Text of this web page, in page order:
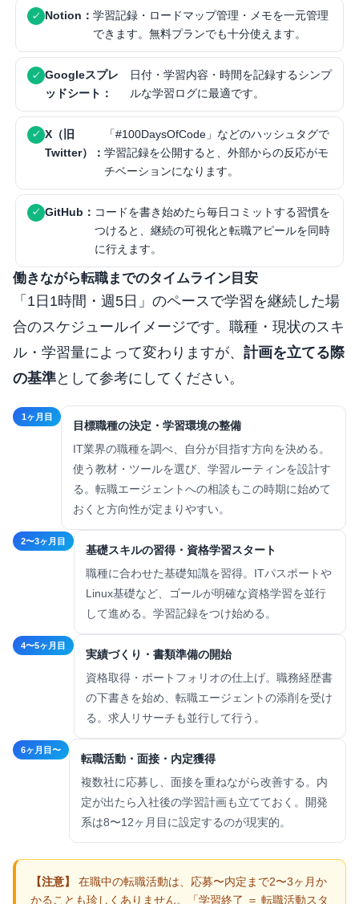
Notion： 学習記録・ロードマップ管理・メモを一元管理
できます。無料プランでも十分使えます。
Googleスプレ
ッドシート：
日付・学習内容・時間を記録するシンプ
ルな学習ログに最適です。
X（旧
Twitter）：
「#100DaysOfCode」などのハッシュタグで
学習記録を公開すると、外部からの反応がモ
チベーションになります。
GitHub： コードを書き始めたら毎日コミットする習慣を
つけると、継続の可視化と転職アピールを同時
に行えます。
働きながら転職までのタイムライン目安
「1日1時間・週5日」のペースで学習を継続した場
合のスケジュールイメージです。職種・現状のスキ
ル・学習量によって変わりますが、 計画を立てる際
の基準として参考にしてください。
1ヶ月目
目標職種の決定・学習環境の整備
IT業界の職種を調べ、自分が目指す方向を決める。
使う教材・ツールを選び、学習ルーティンを設計す
る。転職エージェントへの相談もこの時期に始めて
おくと方向性が定まりやすい。
2〜3ヶ月目
基礎スキルの習得・資格学習スタート
職種に合わせた基礎知識を習得。ITパスポートや
Linux基礎など、ゴールが明確な資格学習を並行
して進める。学習記録をつけ始める。
4〜5ヶ月目
実績づくり・書類準備の開始
資格取得・ポートフォリオの仕上げ。職務経歴書
の下書きを始め、転職エージェントの添削を受け
る。求人リサーチも並行して行う。
6ヶ月目〜
転職活動・面接・内定獲得
複数社に応募し、面接を重ねながら改善する。内
定が出たら入社後の学習計画も立てておく。開発
系は8〜12ヶ月目に設定するのが現実的。
在職中の転職活動は、応募〜内定まで2〜3ヶ月か
かることも珍しくありません。「学習終了 ＝ 転職活動スタ